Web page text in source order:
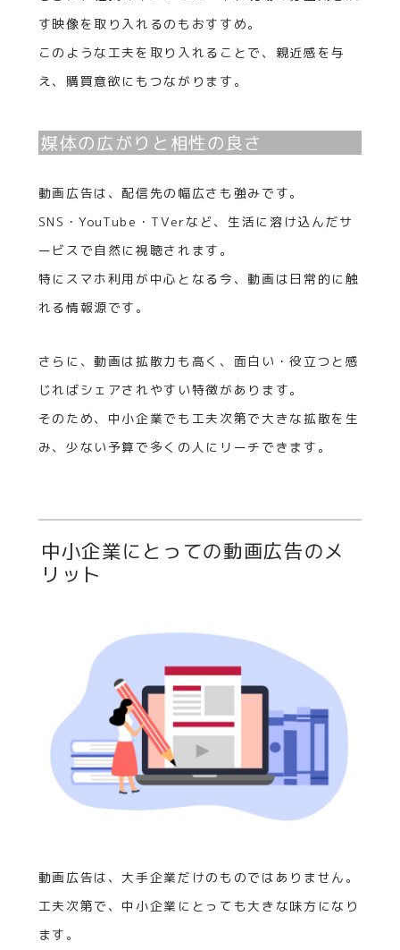
す映像を取り入れるのもおすすめ。
このような工夫を取り入れることで、親近感を与
え、購買意欲にもつながります。
媒体の広がりと相性の良さ
動画広告は、配信先の幅広さも強みです。
SNS・YouTube・TVerなど、生活に溶け込んだサ
ービスで自然に視聴されます。
特にスマホ利用が中心となる今、動画は日常的に触
れる情報源です。
さらに、動画は拡散力も高く、面白い・役立つと感
じればシェアされやすい特徴があります。
そのため、中小企業でも工夫次第で大きな拡散を生
み、少ない予算で多くの人にリーチできます。
中小企業にとっての動画広告のメ
リット
動画広告は、大手企業だけのものではありません。
工夫次第で、中小企業にとっても大きな味方になり
ます。